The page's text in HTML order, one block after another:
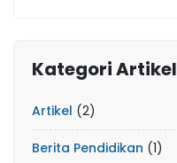
Kategori Artikel
Artikel (2)
Berita Pendidikan (1)